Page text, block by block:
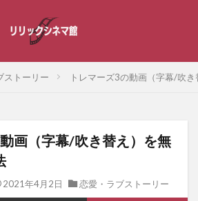
ストーリー トレマーズ3の動画（字幕/吹
画（字幕/吹き替え）を無
2021年4月2日 恋愛・ラブストーリー